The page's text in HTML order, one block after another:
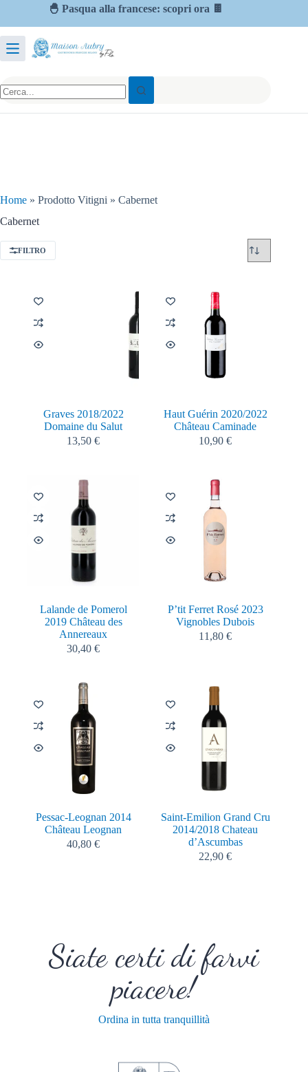
🐣 Pasqua alla francese: scopri ora 🍫
Home » Prodotto Vitigni » Cabernet
Cabernet
FILTRO
Graves 2018/2022
Domaine du Salut
13,50€
Haut Guérin 2020/2022
Château Caminade
10,90€
Lalande de Pomerol
2019 Château des
Annereaux
30,40€
P’tit Ferret Rosé 2023
Vignobles Dubois
11,80€
Pessac-Leognan 2014
Château Leognan
40,80€
Saint-Emilion Grand Cru
2014/2018 Chateau
d’Ascumbas
22,90€
Siate certi di farvi
piacere!
Ordina in tutta tranquillità